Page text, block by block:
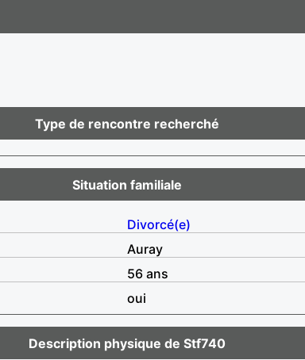
Type de rencontre recherché
Situation familiale
Divorcé(e)
Auray
56 ans
oui
Description physique de Stf740